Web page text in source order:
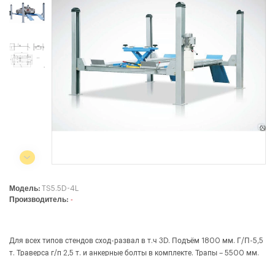
+375 29
Сервисный центр:
788-25-99
220004, г. Минск, ул. Западная,
Режим работы:
с 8:00 до 17:00, сб, вс - выходной
Модель: TS5.5D-4L
Производитель: -
Для всех типов стендов сход-развал в т.ч 3D. Подъём 1800 мм. Г/П-5,5
т. Траверса г/п 2,5 т. и анкерные болты в комплекте. Трапы – 5500 мм.